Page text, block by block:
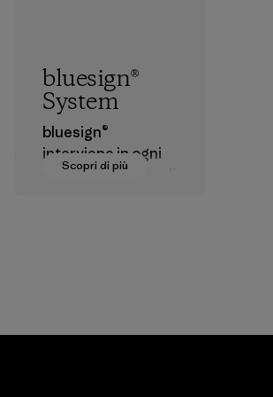
Scopri di più
bluesign®
System
bluesign®
interviene in ogni
fase della catena di